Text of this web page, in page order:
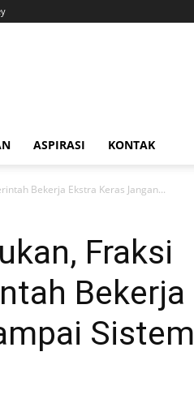
ASPIRASI KONTAK
Bekerja Ekstra Keras Jangan...
Fraksi
Bekerja
Sistem